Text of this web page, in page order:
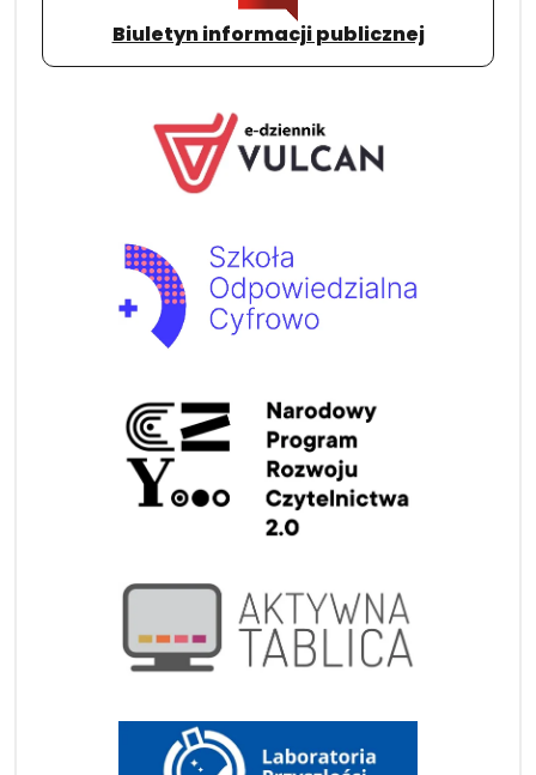
Biuletyn informacji publicznej